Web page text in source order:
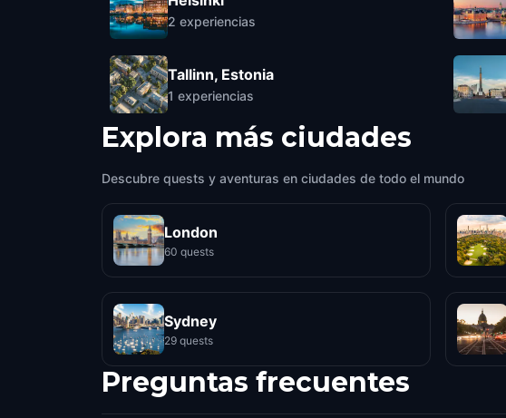
2 experiencias
Tallinn, Estonia
1 experiencias
Explora más ciudades
Descubre quests y aventuras en ciudades de todo el mundo
London
60 quests
Sydney
29 quests
Preguntas frecuentes